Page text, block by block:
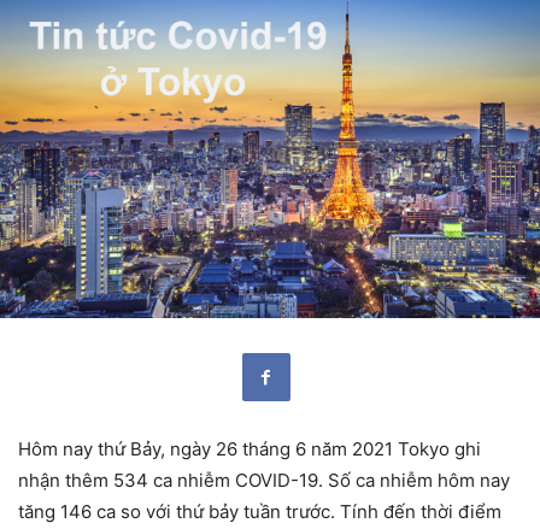
Hôm nay thứ Bảy, ngày 26 tháng 6 năm 2021 Tokyo ghi
nhận thêm 534 ca nhiễm COVID-19. Số ca nhiễm hôm nay
tăng 146 ca so với thứ bảy tuần trước. Tính đến thời điểm